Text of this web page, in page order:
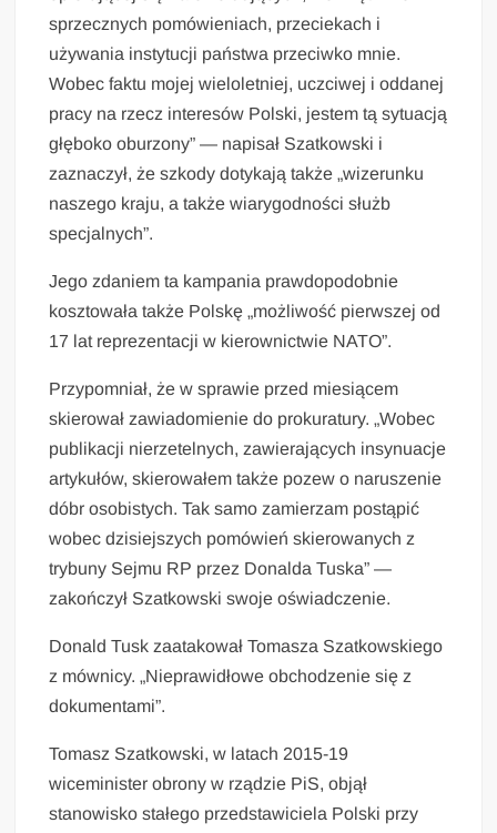
sprzecznych pomówieniach, przeciekach i
używania instytucji państwa przeciwko mnie.
Wobec faktu mojej wieloletniej, uczciwej i oddanej
pracy na rzecz interesów Polski, jestem tą sytuacją
głęboko oburzony” — napisał Szatkowski i
zaznaczył, że szkody dotykają także „wizerunku
naszego kraju, a także wiarygodności służb
specjalnych”.
Jego zdaniem ta kampania prawdopodobnie
kosztowała także Polskę „możliwość pierwszej od
17 lat reprezentacji w kierownictwie NATO”.
Przypomniał, że w sprawie przed miesiącem
skierował zawiadomienie do prokuratury. „Wobec
publikacji nierzetelnych, zawierających insynuacje
artykułów, skierowałem także pozew o naruszenie
dóbr osobistych. Tak samo zamierzam postąpić
wobec dzisiejszych pomówień skierowanych z
trybuny Sejmu RP przez Donalda Tuska” —
zakończył Szatkowski swoje oświadczenie.
Donald Tusk zaatakował Tomasza Szatkowskiego
z mównicy. „Nieprawidłowe obchodzenie się z
dokumentami”.
Tomasz Szatkowski, w latach 2015-19
wiceminister obrony w rządzie PiS, objął
stanowisko stałego przedstawiciela Polski przy